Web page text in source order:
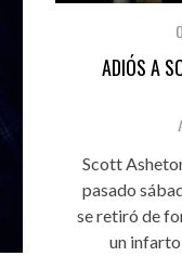
ADIÓS A
Scott
pasado
se retiró de
un